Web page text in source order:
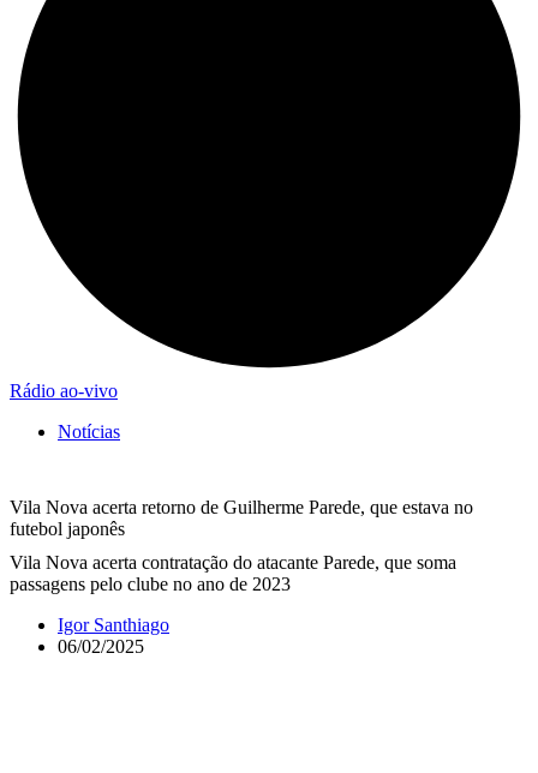
Rádio ao-vivo
Notícias
Vila Nova acerta retorno de Guilherme Parede, que estava no
futebol japonês
Vila Nova acerta contratação do atacante Parede, que soma
passagens pelo clube no ano de 2023
Igor Santhiago
06/02/2025